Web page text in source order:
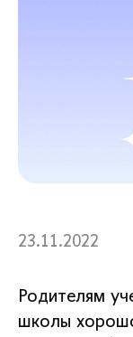
23.11.2022
Родителям
школы